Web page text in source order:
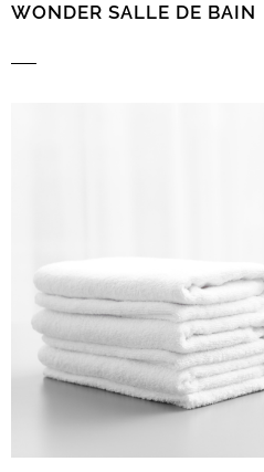
WONDER SALLE DE BAIN